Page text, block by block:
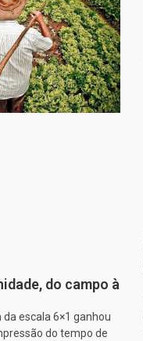
do campo à
escala 6×1 ganhou
do tempo de